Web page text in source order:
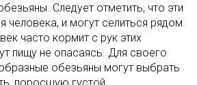
Следует отметить, что эти
человека, и могут селиться рядом
часто кормит с рук этих
пищу не опасаясь. Для своего
обезьяны могут выбрать